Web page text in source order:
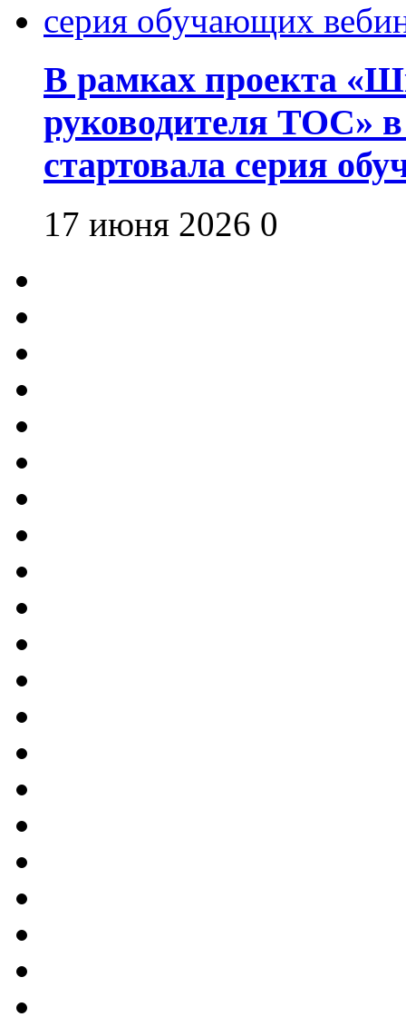
В рамках проекта
руководителя ТОС»
стартовала серия
17 июня 2026 0